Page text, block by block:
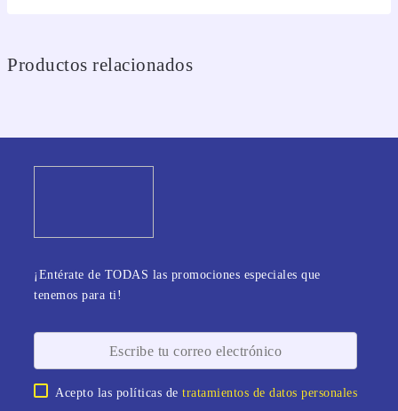
Productos relacionados
¡Entérate de TODAS las promociones especiales que
tenemos para ti!
Acepto las políticas detratamientos de datos personales